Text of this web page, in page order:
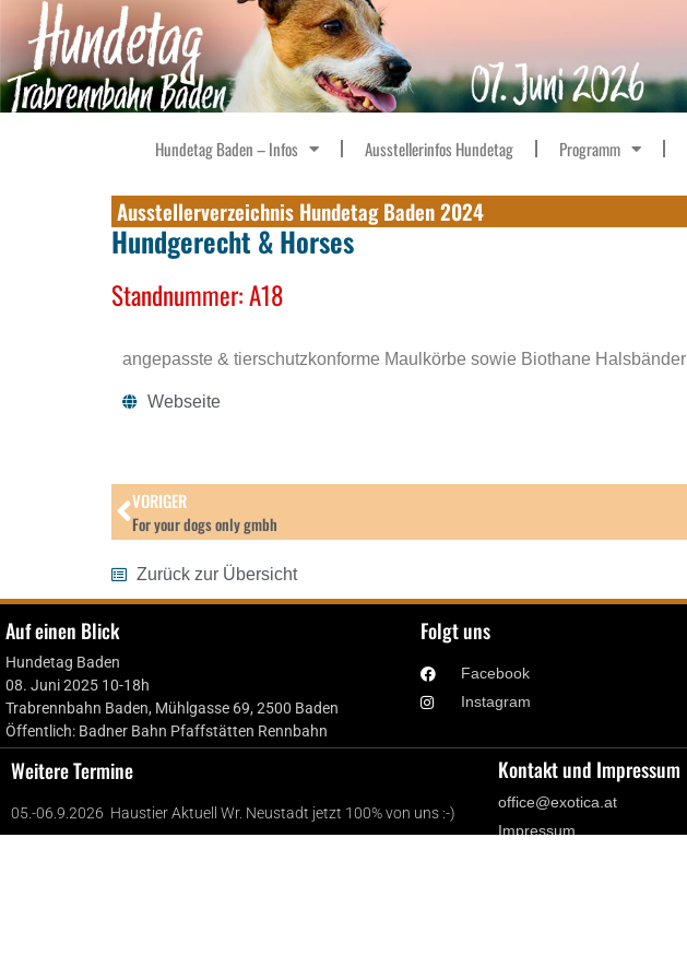
Hundetag Baden – Infos Ausstellerinfos Hundetag Programm
Ausstellerverzeichnis Hundetag Baden 2024
Hundgerecht & Horses
Standnummer: A18
angepasste & tierschutzkonforme Maulkörbe sowie Biothane Halsbänder
Webseite
VORIGER
For your dogs only gmbh
Zurück zur Übersicht
Auf einen Blick
Hundetag Baden
08. Juni 2025 10-18h
Trabrennbahn Baden, Mühlgasse 69, 2500 Baden
Öffentlich: Badner Bahn Pfaffstätten Rennbahn
Folgt uns
Facebook
Instagram
Weitere Termine
05.-06.9.2026 Haustier Aktuell Wr. Neustadt jetzt 100% von uns :-)
Kontakt und Impressum
office@exotica.at
Impressum